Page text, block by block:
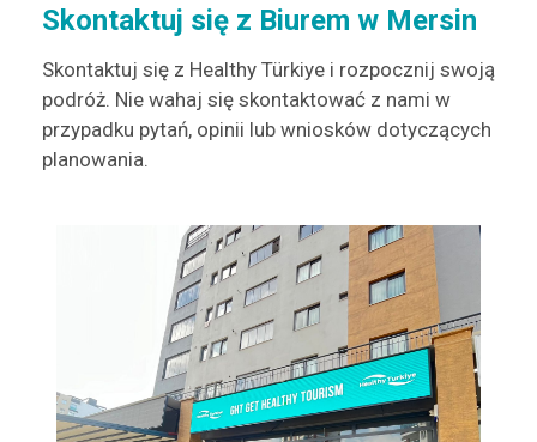
Skontaktuj się z Biurem w Mersin
Skontaktuj się z Healthy Türkiye i rozpocznij swoją
podróż. Nie wahaj się skontaktować z nami w
przypadku pytań, opinii lub wniosków dotyczących
planowania.